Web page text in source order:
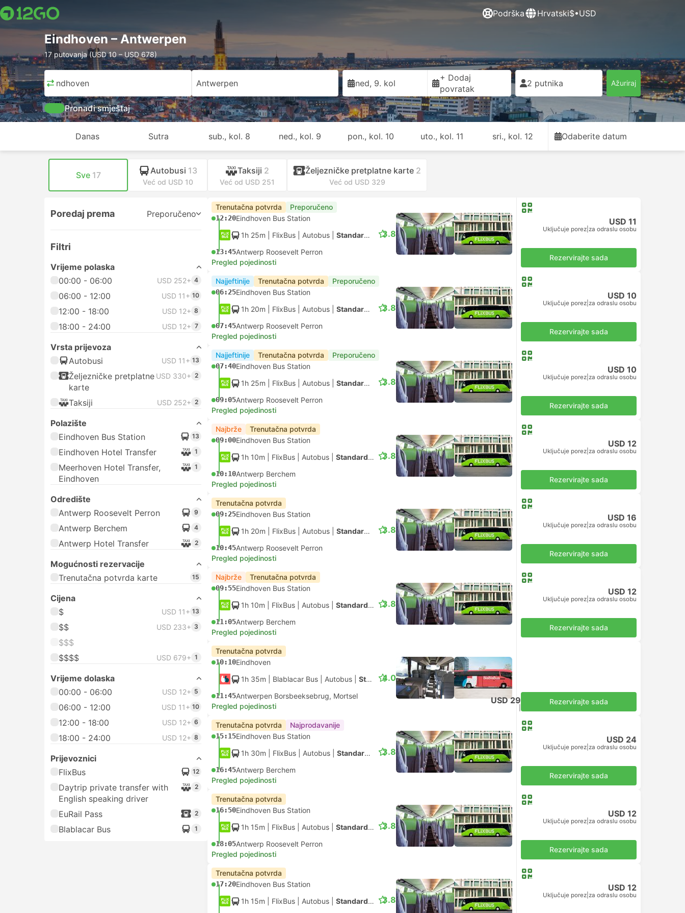
Podrška Hrvatski$•USD
Eindhoven – Antwerpen
17 putovanja (USD 10 – USD 678)
Eindhoven Antwerpen ned, 9. kol
+ Dodaj
povratak
2 putnika Ažuriraj
Pronađi smještaj
Danas Sutra sub., kol. 8 ned., kol. 9 pon., kol. 10 uto., kol. 11 sri., kol. 12 Odaberite datum
Sve 17 Autobusi 13
Već od USD 10
Taksiji 2
Već od USD 251
Željezničke pretplatne karte 2
Već od USD 329
Poredaj prema Preporučeno
Filtri
Vrijeme polaska
00:00 - 06:00
USD 252+ 4
06:00 - 12:00 USD 11+ 10
12:00 - 18:00 USD 12+ 8
18:00 - 24:00 USD 12+ 7
Vrsta prijevoza
Autobusi
USD 11+ 13
Željezničke pretplatne
karte
USD 330+ 2
Taksiji USD 252+ 2
Polazište
Eindhoven Bus Station
13
Eindhoven Hotel Transfer 1
Meerhoven Hotel Transfer,
Eindhoven
1
Odredište
Antwerp Roosevelt Perron
9
Antwerp Berchem 4
Antwerp Hotel Transfer 2
Mogućnosti rezervacije
Trenutačna potvrda karte
15
Cijena
$
USD 11+ 13
$$ USD 233+ 3
$$$
$$$$
USD 679+ 1
Vrijeme dolaska
00:00 - 06:00
USD 12+ 5
06:00 - 12:00 USD 11+ 10
12:00 - 18:00 USD 12+ 6
18:00 - 24:00 USD 12+ 8
Prijevoznici
FlixBus
12
Daytrip private transfer with
English speaking driver
2
EuRail Pass 2
Blablacar Bus 1
Trenutačna potvrda Preporučeno
12:20Eindhoven Bus Station
1h 25m | FlixBus Autobus Standardno
13:45Antwerp Roosevelt Perron
3.8
Pregled pojedinosti
USD 11
Uključuje porez za odraslu osobu
Rezervirajte sada
Najjeftinije Trenutačna potvrda Preporučeno
06:25Eindhoven Bus Station
1h 20m | FlixBus Autobus Standardno
07:45Antwerp Roosevelt Perron
3.8
Pregled pojedinosti
USD 10
Uključuje porez za odraslu osobu
Rezervirajte sada
Najjeftinije Trenutačna potvrda Preporučeno
07:40Eindhoven Bus Station
1h 25m | FlixBus Autobus Standardno
09:05Antwerp Roosevelt Perron
3.8
Pregled pojedinosti
USD 10
Uključuje porez za odraslu osobu
Rezervirajte sada
Najbrže Trenutačna potvrda
09:00Eindhoven Bus Station
1h 10m | FlixBus Autobus Standardno
10:10Antwerp Berchem
3.8
Pregled pojedinosti
USD 12
Uključuje porez za odraslu osobu
Rezervirajte sada
Trenutačna potvrda
09:25Eindhoven Bus Station
1h 20m | FlixBus Autobus Standardno
10:45Antwerp Roosevelt Perron
3.8
Pregled pojedinosti
USD 16
Uključuje porez za odraslu osobu
Rezervirajte sada
Najbrže Trenutačna potvrda
09:55Eindhoven Bus Station
1h 10m | FlixBus Autobus Standardno
11:05Antwerp Berchem
3.8
Pregled pojedinosti
USD 12
Uključuje porez za odraslu osobu
Rezervirajte sada
Trenutačna potvrda
10:10Eindhoven
1h 35m | Blablacar Bus Autobus Standardna s klimom
11:45Antwerpen Borsbeeksebrug, Mortsel
4.0
Pregled pojedinosti
USD 29 Rezervirajte sada
Trenutačna potvrda Najprodavanije
15:15Eindhoven Bus Station
1h 30m | FlixBus Autobus Standardno
16:45Antwerp Berchem
3.8
Pregled pojedinosti
USD 24
Uključuje porez za odraslu osobu
Rezervirajte sada
Trenutačna potvrda
16:50Eindhoven Bus Station
1h 15m | FlixBus Autobus Standardno
18:05Antwerp Roosevelt Perron
3.8
Pregled pojedinosti
USD 12
Uključuje porez za odraslu osobu
Rezervirajte sada
Trenutačna potvrda
17:20Eindhoven Bus Station
1h 15m | FlixBus Autobus Standardno 3.8
USD 12
Uključuje porez za odraslu osobu